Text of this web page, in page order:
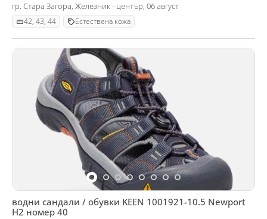
гр. Стара Загора, Железник - център, 06 август
42, 43, 44 Естествена кожа
водни сандали / обувки KEEN 1001921-10.5 Newport
H2 номер 40